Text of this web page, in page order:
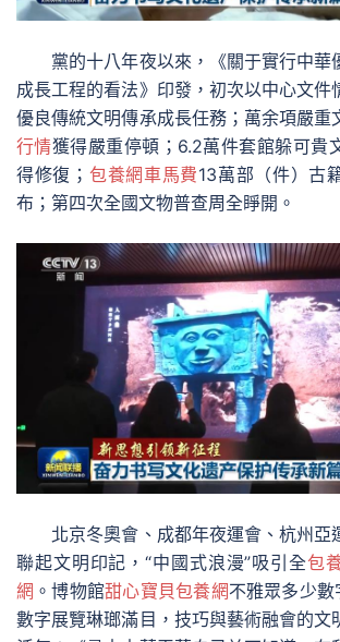
黨的十八年夜以來，《關于實行中華
成長工程的看法》印發，初次以中心文件
優良傳統文明傳承成長任務；萬余項嚴重
行情獲得嚴重停頓；6.2萬件套館躲可貴
得修復； 包養網車馬費13萬部（件）古
布；第四次全國文物普查周全睜開。
北京冬奧會、成都年夜運會、杭州亞
聯起文明印記，“中國式浪漫”吸引全包
網 。博物館甜心寶貝包養網不雅眾多少數
數字展覽琳瑯滿目，技巧與藝術融會的文